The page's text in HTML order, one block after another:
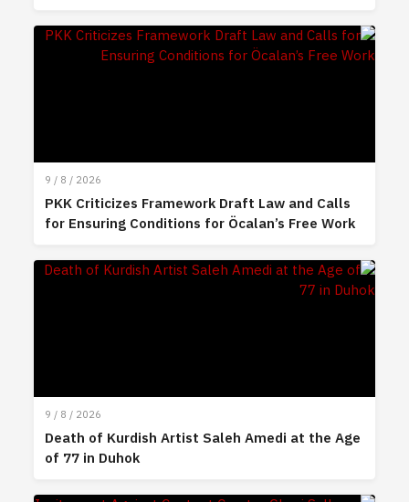
9 / 8 / 2026
PKK Criticizes Framework Draft Law and Calls
for Ensuring Conditions for Öcalan’s Free Work
9 / 8 / 2026
Death of Kurdish Artist Saleh Amedi at the Age
of 77 in Duhok